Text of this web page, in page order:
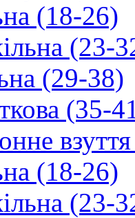
(18-26)
(23-
(29-38)
(35-
(18-26)
(23-